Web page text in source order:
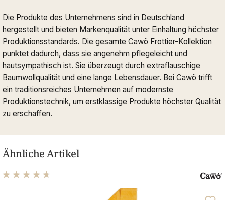
Die Produkte des Unternehmens sind in Deutschland
hergestellt und bieten Markenqualität unter Einhaltung höchster
Produktionsstandards. Die gesamte Cawö Frottier-Kollektion
punktet dadurch, dass sie angenehm pflegeleicht und
hautsympathisch ist. Sie überzeugt durch extraflauschige
Baumwollqualität und eine lange Lebensdauer. Bei Cawö trifft
ein traditionsreiches Unternehmen auf modernste
Produktionstechnik, um erstklassige Produkte höchster Qualität
zu erschaffen.
Ähnliche Artikel
Durchschnittliche Bewertung von 4.81 von 5 Sternen